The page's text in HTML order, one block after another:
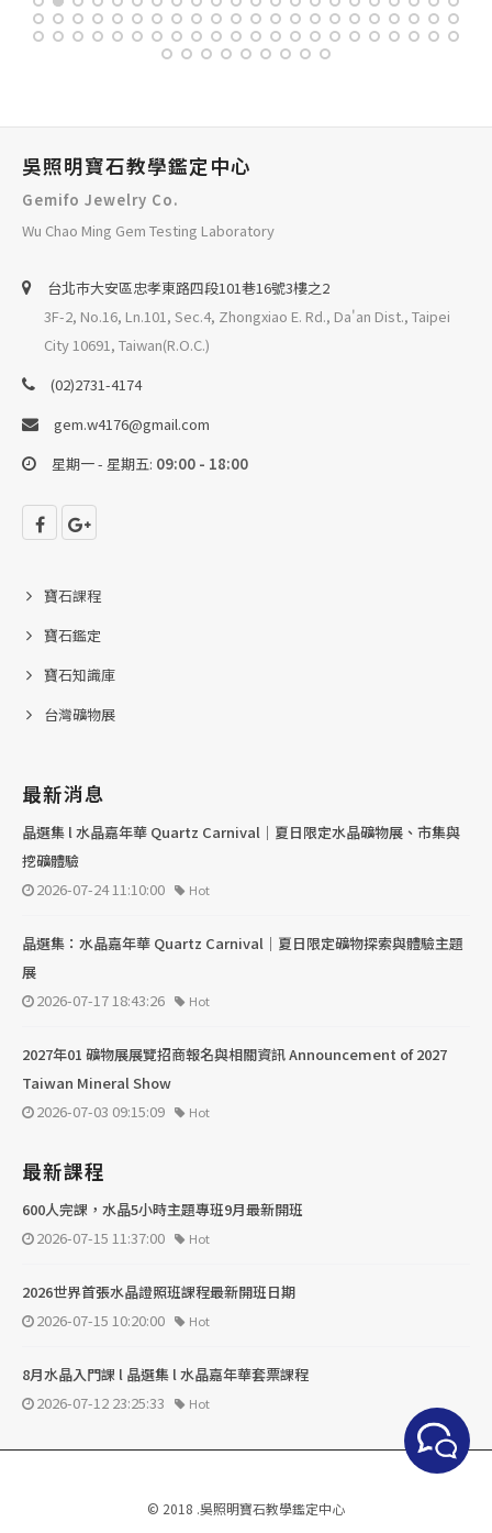
吳照明寶石教學鑑定中心
Gemifo Jewelry Co.
Wu Chao Ming Gem Testing Laboratory
台北巿大安區忠孝東路四段101巷16號3樓之2
3F-2, No.16, Ln.101, Sec.4, Zhongxiao E. Rd., Da'an Dist., Taipei
City 10691, Taiwan(R.O.C.)
(02)2731-4174
gem.w4176@gmail.com
星期一 - 星期五: 09:00 - 18:00
寶石課程
寶石鑑定
寶石知識庫
台灣礦物展
最新消息
晶選集 l 水晶嘉年華 Quartz Carnival｜夏日限定水晶礦物展、市集與
挖礦體驗
2026-07-24 11:10:00
Hot
晶選集：水晶嘉年華 Quartz Carnival｜夏日限定礦物探索與體驗主題
展
2026-07-17 18:43:26
Hot
2027年01 礦物展展覽招商報名與相關資訊 Announcement of 2027
Taiwan Mineral Show
2026-07-03 09:15:09
Hot
最新課程
600人完課，水晶5小時主題專班9月最新開班
2026-07-15 11:37:00
Hot
2026世界首張水晶證照班課程最新開班日期
2026-07-15 10:20:00
Hot
8月水晶入門課 l 晶選集 l 水晶嘉年華套票課程
2026-07-12 23:25:33
Hot
© 2018 .吳照明寶石教學鑑定中心